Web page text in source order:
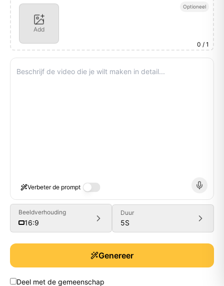
Optioneel
Add
0 / 1
Verbeter de prompt
Beeldverhouding
16:9
Duur
5S
Genereer
Deel met de gemeenschap
Generate